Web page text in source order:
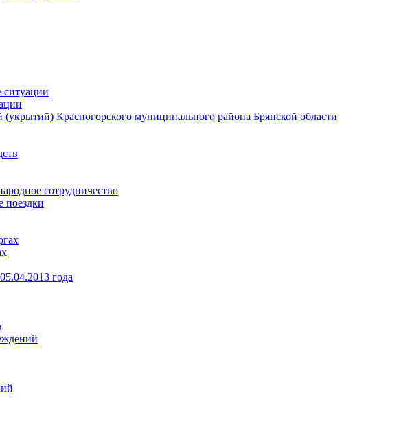
Красногорского муниципального района Брянской области
сотрудничество
поездки
года